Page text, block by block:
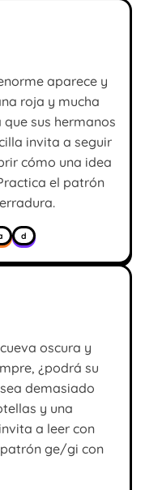
aparece y
roja y mucha
sus hermanos
invita a seguir
cómo una idea
el patrón
d
oscura y
¿podrá su
demasiado
y una
a leer con
ge/gi con